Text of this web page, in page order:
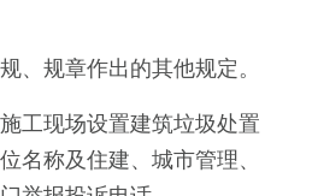
、规章作出的其他规定。
工现场设置建筑垃圾处置
名称及住建、城市管理、